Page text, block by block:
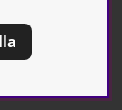
rights reserved